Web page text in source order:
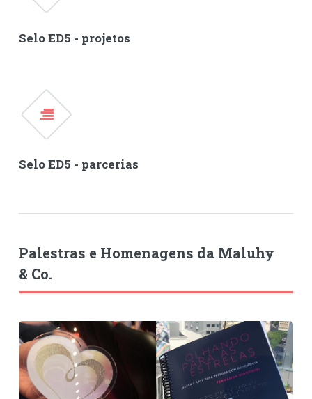
Selo ED5 - projetos
Selo ED5 - parcerias
Palestras e Homenagens da Maluhy
& Co.